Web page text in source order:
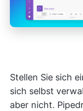
Stellen Sie sich
sich selbst
aber nicht.